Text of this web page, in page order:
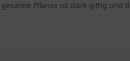
Pflanze ist stark giftig und